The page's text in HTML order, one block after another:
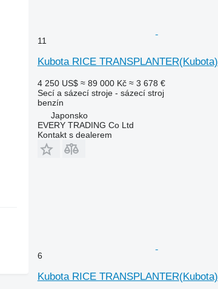
11
Kubota RICE TRANSPLANTER(Kubota)
4 250 US$ ≈ 89 000 Kč ≈ 3 678 €
Secí a sázecí stroje - sázecí stroj
benzín
Japonsko
EVERY TRADING Co Ltd
Kontakt s dealerem
6
Kubota RICE TRANSPLANTER(Kubota)